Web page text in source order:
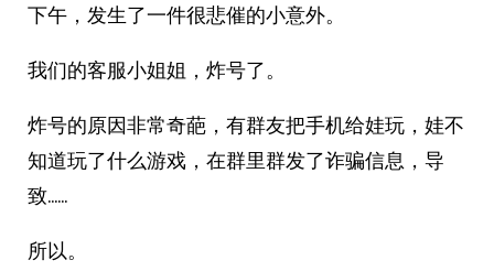
下午，发生了一件很悲催的小意外。
我们的客服小姐姐，炸号了。
炸号的原因非常奇葩，有群友把手机给娃玩，娃不
知道玩了什么游戏，在群里群发了诈骗信息，导
致……
所以。